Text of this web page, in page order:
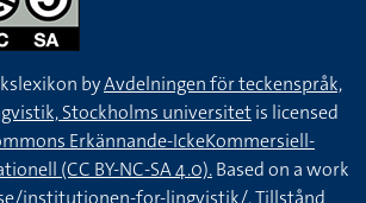
byAvdelningen för teckenspråk,
Stockholms universitetis licensed
Erkännande-IckeKommersiell-
(CC BY-NC-SA 4.0).Based on a work
institutionen-for-lingvistik/. Tillstånd